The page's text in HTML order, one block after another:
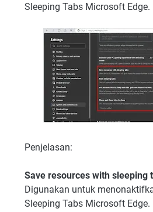
Sleeping Tabs Microsoft Edge.
Penjelasan:
Save resources with sleeping
Digunakan untuk
Sleeping Tabs Microsoft Edge.